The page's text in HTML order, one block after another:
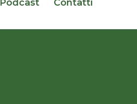
Podcast Contatti